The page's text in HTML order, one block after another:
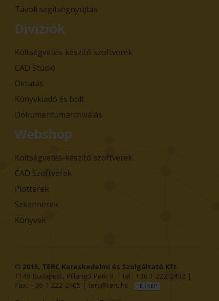
Távoli segítségnyújtás
Divíziók
Költségvetés-készítő szoftverek
CAD Stúdió
Oktatás
Könyvkiadó és bolt
Dokumentumarchiválás
Webshop
Költségvetés-készítő szoftverek
CAD Szoftverek
Plotterek
Szkennerek
Könyvek
© 2015, TERC Kereskedelmi és Szolgáltató Kft.
1149 Budapest, Pillangó Park 9. | tel.: +36 1 222-2402 |
Fax.: +36 1 222-2405 | terc@terc.hu TÉRKÉP